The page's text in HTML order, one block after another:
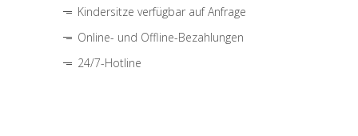
Kindersitze verfügbar auf Anfrage
Online- und Offline-Bezahlungen
24/7-Hotline